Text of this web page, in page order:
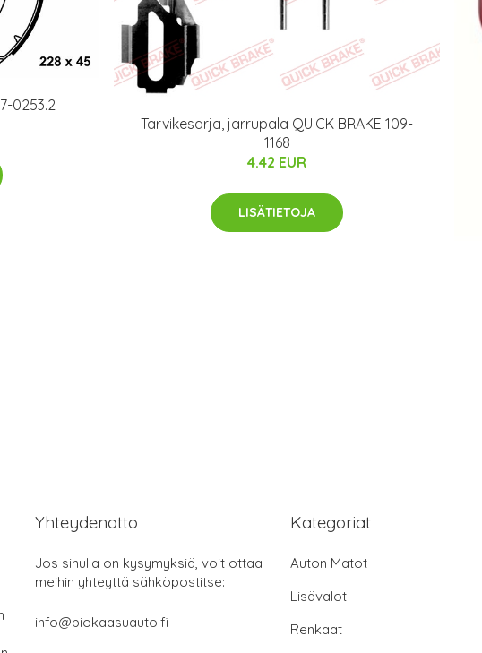
0253.2
Tarvikesarja, jarrupala QUICK BRAKE 109-
1168
4.42 EUR
LISÄTIETOJA
Yhteydenotto
Jos sinulla on kysymyksiä, voit ottaa
meihin yhteyttä sähköpostitse:
info@biokaasuauto.fi
Kategoriat
Auton Matot
Lisävalot
Renkaat